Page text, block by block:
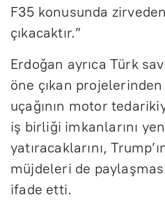
F35 konusunda
çıkacaktır.”
Erdoğan ayrıca Türk
öne çıkan
uçağının motor
iş birliği imkanlarını
yatıracaklarını,
müjdeleri de
ifade etti.